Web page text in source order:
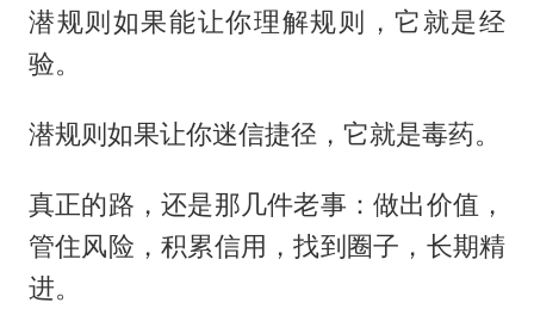
潜规则如果能让你理解规则，它就是经
验。
潜规则如果让你迷信捷径，它就是毒药。
真正的路，还是那几件老事：做出价值，
管住风险，积累信用，找到圈子，长期精
进。